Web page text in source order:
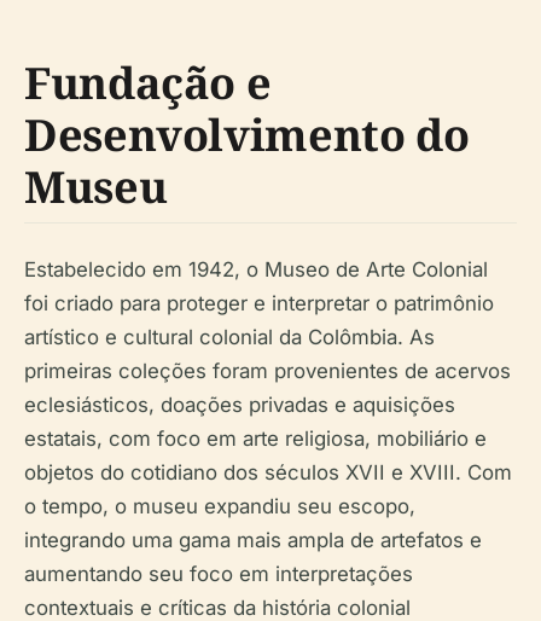
Fundação e
Desenvolvimento do
Museu
Estabelecido em 1942, o Museo de Arte Colonial
foi criado para proteger e interpretar o patrimônio
artístico e cultural colonial da Colômbia. As
primeiras coleções foram provenientes de acervos
eclesiásticos, doações privadas e aquisições
estatais, com foco em arte religiosa, mobiliário e
objetos do cotidiano dos séculos XVII e XVIII. Com
o tempo, o museu expandiu seu escopo,
integrando uma gama mais ampla de artefatos e
aumentando seu foco em interpretações
contextuais e críticas da história colonial